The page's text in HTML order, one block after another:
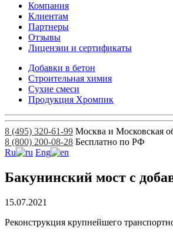
Компания
Клиентам
Партнеры
Отзывы
Лицензии и сертификаты
Добавки в бетон
Строительная химия
Сухие смеси
Продукция Хромпик
8 (495) 320-61-99 Москва и Московская
8 (800) 200-08-28 Бесплатно по РФ
Ru
Eng
Бакунинский мост с
15.07.2021
Реконструкция крупнейшего